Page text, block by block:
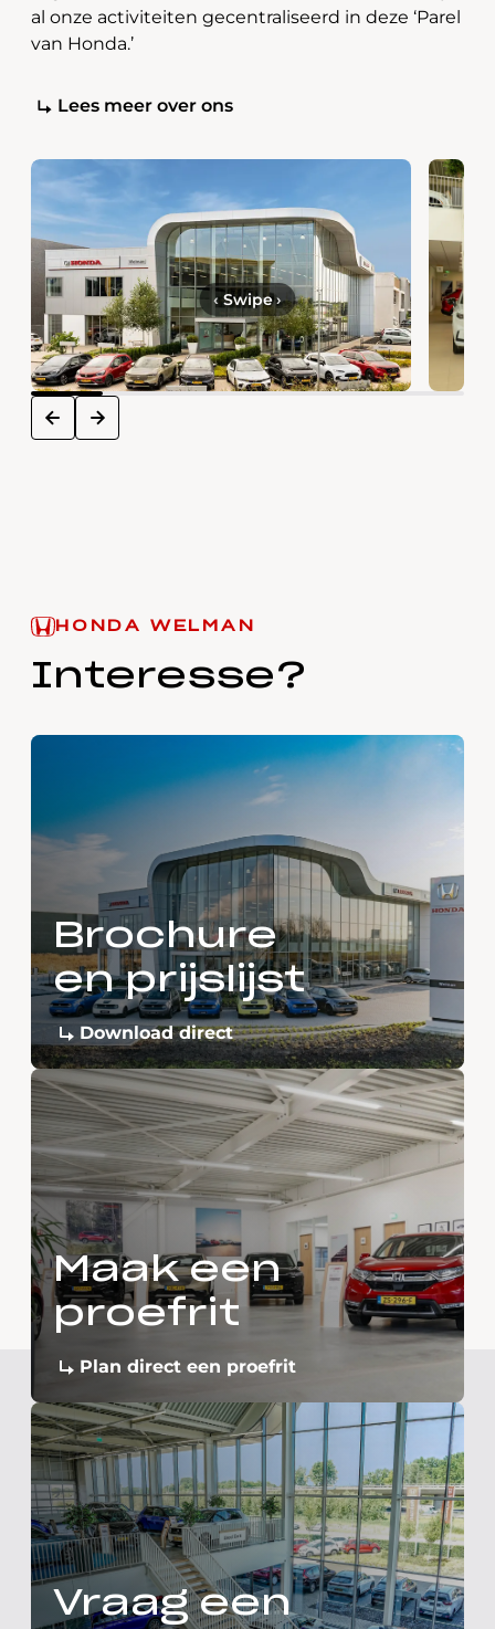
al onze activiteiten gecentraliseerd in deze ‘Parel
van Honda.’
Lees meer over ons
prev next
‹ Swipe›
HONDA WELMAN
Interesse?
Brochure
en prijslijst
Download direct
Maak een
proefrit
Plan direct een proefrit
Vraag een